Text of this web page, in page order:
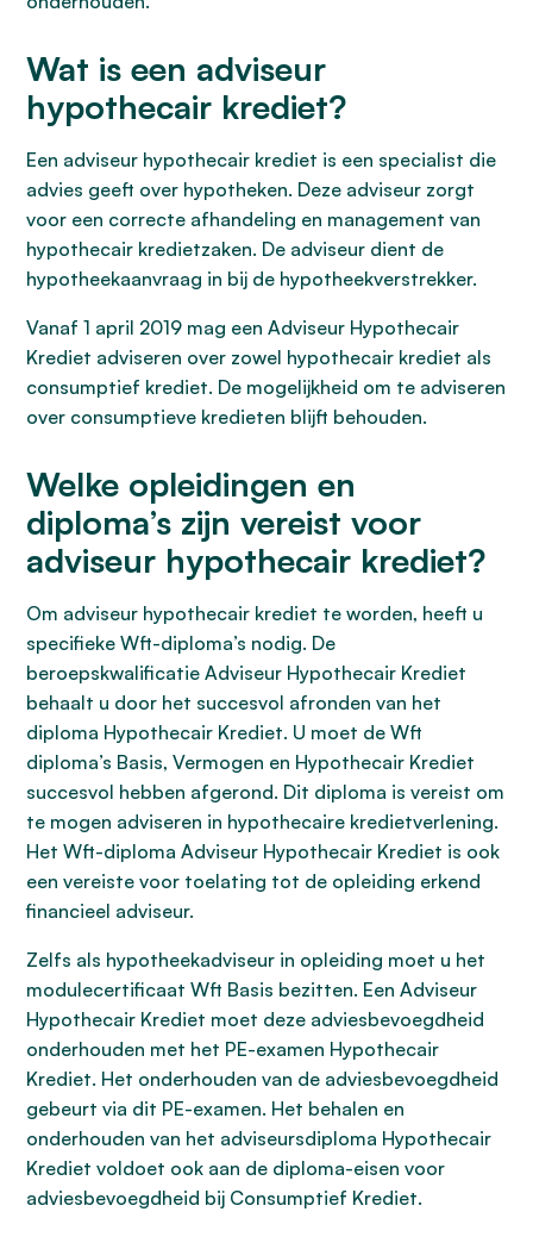
Wat is een adviseur
hypothecair krediet?
Een adviseur hypothecair krediet is een specialist die
advies geeft over hypotheken. Deze adviseur zorgt
voor een correcte afhandeling en management van
hypothecair kredietzaken. De adviseur dient de
hypotheekaanvraag in bij de hypotheekverstrekker.
Vanaf 1 april 2019 mag een Adviseur Hypothecair
Krediet adviseren over zowel hypothecair krediet als
consumptief krediet. De mogelijkheid om te adviseren
over consumptieve kredieten blijft behouden.
Welke opleidingen en
diploma’s zijn vereist voor
adviseur hypothecair krediet?
Om adviseur hypothecair krediet te worden, heeft u
specifieke Wft-diploma’s nodig. De
beroepskwalificatie Adviseur Hypothecair Krediet
behaalt u door het succesvol afronden van het
diploma Hypothecair Krediet. U moet de Wft
diploma’s Basis, Vermogen en Hypothecair Krediet
succesvol hebben afgerond. Dit diploma is vereist om
te mogen adviseren in hypothecaire kredietverlening.
Het Wft-diploma Adviseur Hypothecair Krediet is ook
een vereiste voor toelating tot de opleiding erkend
financieel adviseur.
Zelfs als hypotheekadviseur in opleiding moet u het
modulecertificaat Wft Basis bezitten. Een Adviseur
Hypothecair Krediet moet deze adviesbevoegdheid
onderhouden met het PE-examen Hypothecair
Krediet. Het onderhouden van de adviesbevoegdheid
gebeurt via dit PE-examen. Het behalen en
onderhouden van het adviseursdiploma Hypothecair
Krediet voldoet ook aan de diploma-eisen voor
adviesbevoegdheid bij Consumptief Krediet.